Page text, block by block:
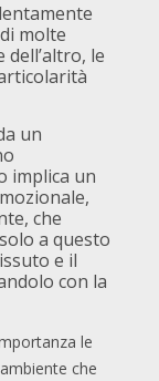
molte
le
un
implica un
che
a questo
e il
con la
le
che